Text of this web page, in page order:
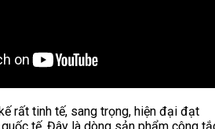
rất tinh tế, sang trọng, hiện đại đạt